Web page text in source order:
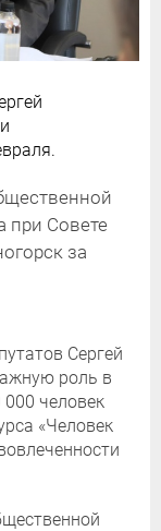
при Совете
за
Сергей
роль в
человек
«Человек